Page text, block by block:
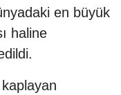
en büyük
haline